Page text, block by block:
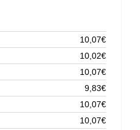
10,07€
10,02€
10,07€
9,83€
10,07€
10,07€